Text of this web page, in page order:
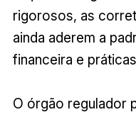
rigorosos, as
ainda aderem a
financeira e
O órgão regulador